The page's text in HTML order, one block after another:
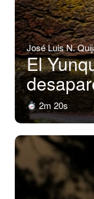
José Luis N.
El
2m 20s